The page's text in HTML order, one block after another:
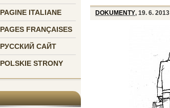
PAGINE ITALIANE
PAGES FRANÇAISES
РУССКИЙ САЙТ
POLSKIE STRONY
DOKUMENTY, 19. 6. 2013